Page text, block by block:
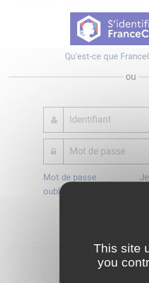
This site
you
Qu'est-ce que
ou
Mot de passe
oublié ?
Démarrer